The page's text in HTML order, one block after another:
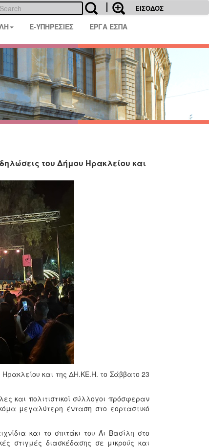
ΕΙΣΟΔΟΣ
E-ΥΠΗΡΕΣΙΕΣ ΕΡΓΑ ΕΣΠΑ
του Δήμου Ηρακλείου και
και της ΔΗ.ΚΕ.Η. το Σάββατο 23
και πολιτιστικοί σύλλογοι πρόσφεραν
μεγαλύτερη ένταση στο εορταστικό
και το σπιτάκι του Άι Βασίλη στο
στιγμές διασκέδασης σε μικρούς και